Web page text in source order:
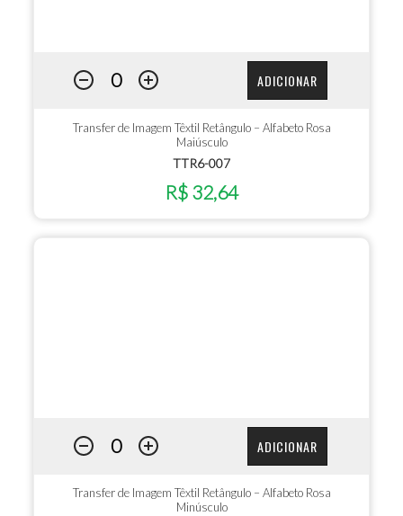
ADICIONAR
Transfer de Imagem Têxtil Retângulo – Alfabeto Rosa
Maiúsculo
TTR6-007
R$ 32,64
ADICIONAR
Transfer de Imagem Têxtil Retângulo – Alfabeto Rosa
Minúsculo